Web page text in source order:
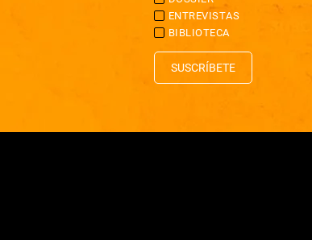
ENTREVISTAS
BIBLIOTECA
SUSCRÍBETE